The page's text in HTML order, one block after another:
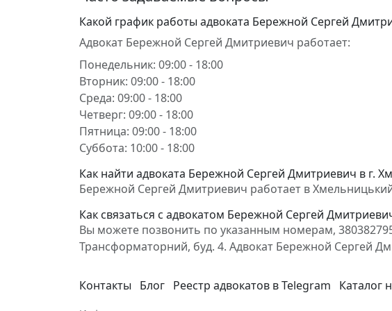
Какой график работы адвоката Бережной Сергей
Адвокат Бережной Сергей Дмитриевич работает:
Понедельник: 09:00 - 18:00
Вторник: 09:00 - 18:00
Среда: 09:00 - 18:00
Четверг: 09:00 - 18:00
Пятница: 09:00 - 18:00
Суббота: 10:00 - 18:00
Как найти адвоката Бережной Сергей Дмитриевич в г.
Бережной Сергей Дмитриевич работает в
Как связаться с адвокатом Бережной Сергей
Вы можете позвонить по указанным номерам,
Трансформаторний, буд. 4. Адвокат Бережной Сергей
Контакты Блог Реестр адвокатов в Telegram Каталог